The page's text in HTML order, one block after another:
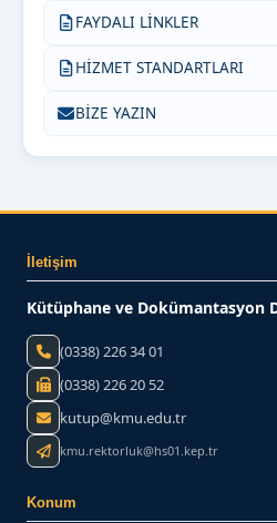
FAYDALI LİNKLER
HİZMET STANDARTLARI
BİZE YAZIN
İletişim
Kütüphane ve Dokümantasyon
(0338) 226 34 01
(0338) 226 20 52
kutup@kmu.edu.tr
kmu.rektorluk@hs01.kep.tr
Konum